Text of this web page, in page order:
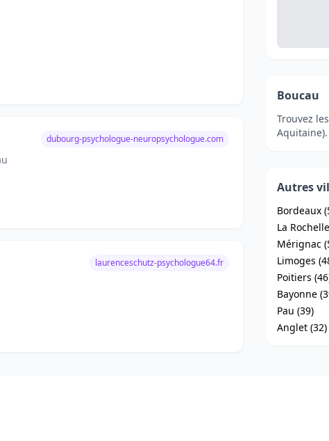
dubourg-psychologue-neuropsychologue.com
laurenceschutz-psychologue64.fr
Boucau
Trouvez
Autres
Bordeaux
La
Mérignac
Limoges
Poitiers
Bayonne
Pau (39)
Anglet (32)